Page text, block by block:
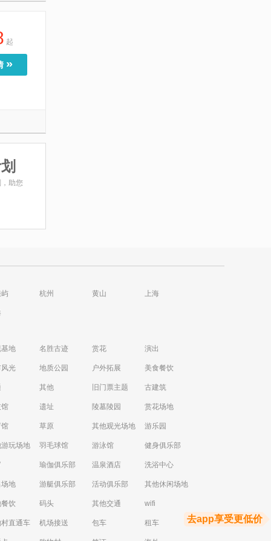
起
»
助您
杭州 黄山 上海
地 名胜古迹 赏花 演出
光 地质公园 户外拓展 美食餐饮
其他 旧门票主题 古建筑
遗址 陵墓陵园 赏花场地
草原 其他观光场地 游乐园
玩场地 羽毛球馆 游泳馆 健身俱乐部
瑜伽俱乐部 温泉酒店 洗浴中心
地 游艇俱乐部 活动俱乐部 其他休闲场地
饮 码头 其他交通 wifi
村直通车 机场接送 包车 租车 去app享受更低价